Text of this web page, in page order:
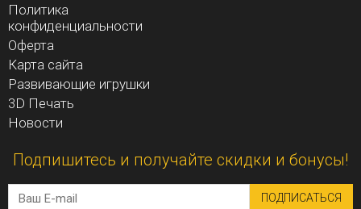
Политика
конфиденциальности
Оферта
Карта сайта
Развивающие игрушки
3D Печать
Новости
Подпишитесь и получайте скидки и бонусы!
ПОДПИСАТЬСЯ